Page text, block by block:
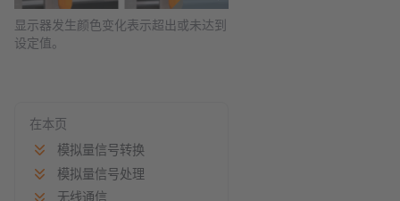
显示器发生颜色变化表示超出或未达到
设定值。
在本页
模拟量信号转换
模拟量信号处理
无线通信